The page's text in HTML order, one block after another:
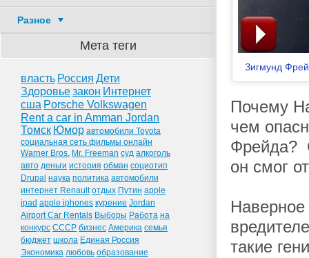
Разное
Мета теги
власть Россия Дети
Здоровьезакон Интернет
сша Porsche Volkswagen
Rent a car in Amman Jordan
Томск Юмор автомобили Toyota
социальная сеть фильмы онлайн
Warner Bros. Mr. Freeman суд алкоголь
авто деньги история обман социотип
Drupal наука политика автомобили
интернет Renault отдых Путин apple
ipad apple iphones курение Jordan
Airport Car Rentals Выборы Работа на
конкурс СССР бизнес Америка семья
бюджет школа Единая Россия
Экономика любовь образование
Зигмунд
Почему
чем
Фрейда?
он смог
Наверное
такие